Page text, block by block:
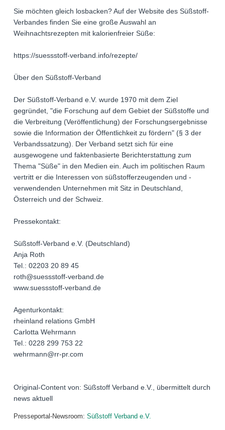
Sie möchten gleich losbacken? Auf der Website des Süßstoff-
Verbandes finden Sie eine große Auswahl an
Weihnachtsrezepten mit kalorienfreier Süße:
https://suessstoff-verband.info/rezepte/
Über den Süßstoff-Verband
Der Süßstoff-Verband e.V. wurde 1970 mit dem Ziel
gegründet, "die Forschung auf dem Gebiet der Süßstoffe und
die Verbreitung (Veröffentlichung) der Forschungsergebnisse
sowie die Information der Öffentlichkeit zu fördern" (§ 3 der
Verbandssatzung). Der Verband setzt sich für eine
ausgewogene und faktenbasierte Berichterstattung zum
Thema "Süße" in den Medien ein. Auch im politischen Raum
vertritt er die Interessen von süßstofferzeugenden und -
verwendenden Unternehmen mit Sitz in Deutschland,
Österreich und der Schweiz.
Pressekontakt:
Süßstoff-Verband e.V. (Deutschland)
Anja Roth
Tel.: 02203 20 89 45
roth@suessstoff-verband.de
www.suessstoff-verband.de
Agenturkontakt:
rheinland relations GmbH
Carlotta Wehrmann
Tel.: 0228 299 753 22
wehrmann@rr-pr.com
Original-Content von: Süßstoff Verband e.V., übermittelt durch
news aktuell
Presseportal-Newsroom: Süßstoff Verband e.V.